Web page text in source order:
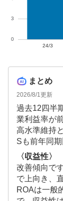
まとめ
2026/8/1更新
過去12四半
業利益率が
高水準維持
Sも前年同
〈収益性〉
改善傾向で
で上向き、
ROAは一般